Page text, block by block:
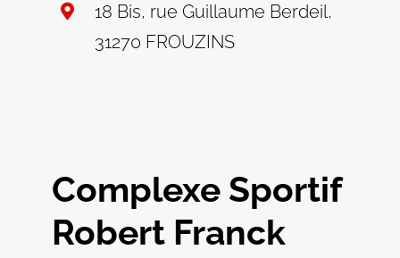
18 Bis, rue Guillaume Berdeil,
31270 FROUZINS
Complexe Sportif
Robert Franck